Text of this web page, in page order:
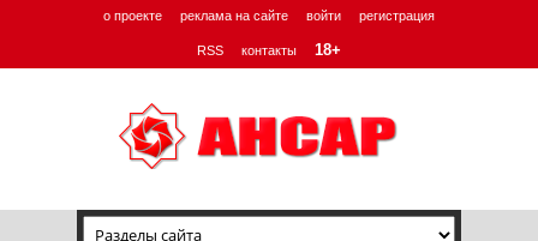
о проекте реклама на сайте войти регистрация
RSS контакты 18+